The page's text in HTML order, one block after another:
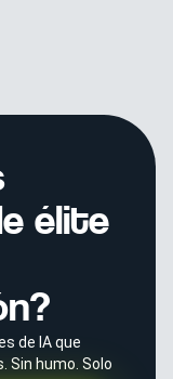
élite
de IA que
Sin humo. Solo